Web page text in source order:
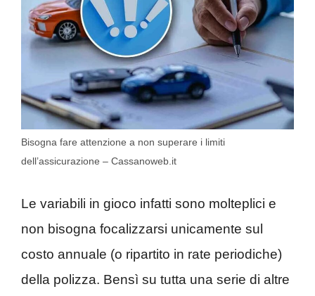
Bisogna fare attenzione a non superare i limiti
dell’assicurazione – Cassanoweb.it
Le variabili in gioco infatti sono molteplici e
non bisogna focalizzarsi unicamente sul
costo annuale (o ripartito in rate periodiche)
della polizza. Bensì su tutta una serie di altre